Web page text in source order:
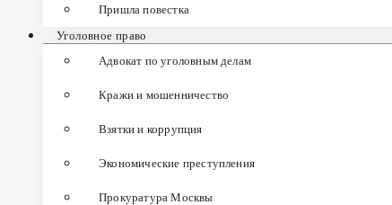
Пришла повестка
Уголовное право
Адвокат по уголовным делам
Кражи и мошенничество
Взятки и коррупция
Экономические преступления
Прокуратура Москвы